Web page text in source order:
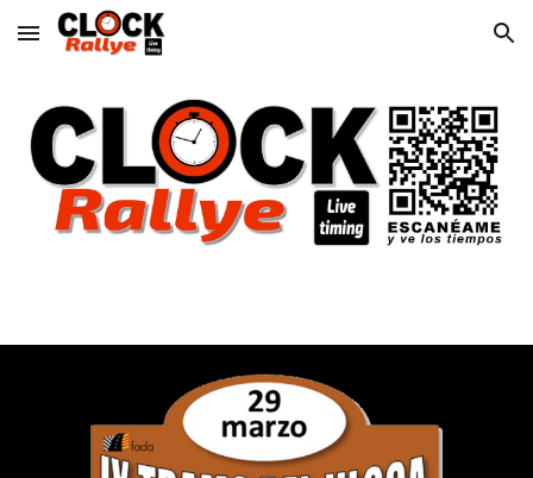
Skip to main content Skip to navigation